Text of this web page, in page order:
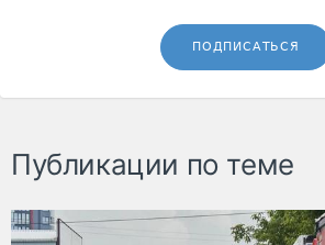
ПОДПИСАТЬСЯ
Публикации по теме